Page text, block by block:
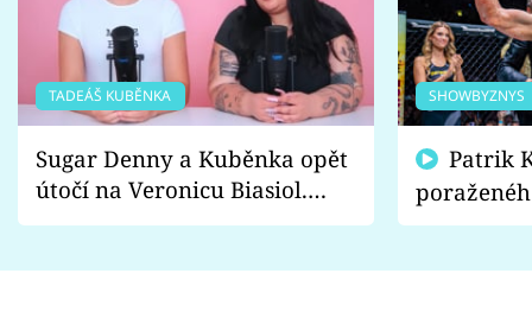
TADEÁŠ KUBĚNKA
Sugar Denny a Kuběnka opět
útočí na Veronicu Biasiol.
Proč je podle nich falešná a
SHOWBYZNYS
fanoušci